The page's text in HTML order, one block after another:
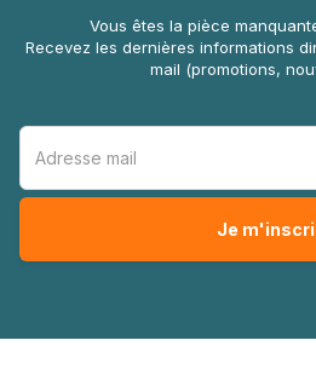
Vous êtes la pièce
Recevez les dernières informations
mail (promotions,